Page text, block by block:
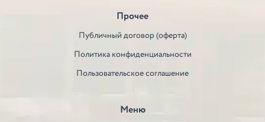
Прочее
Публичный договор (оферта)
Политика конфиденциальности
Пользовательское соглашение
Меню